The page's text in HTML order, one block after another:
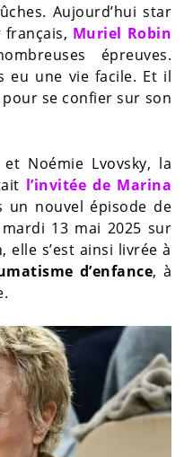
Aujourd’hui star
français, Muriel Robin
épreuves.
eu une vie facile. Et il
se confier sur son
Noémie Lvovsky, la
l’invitée de Marina
un nouvel épisode de
13 mai 2025 sur
elle s’est ainsi livrée à
d’enfance, à